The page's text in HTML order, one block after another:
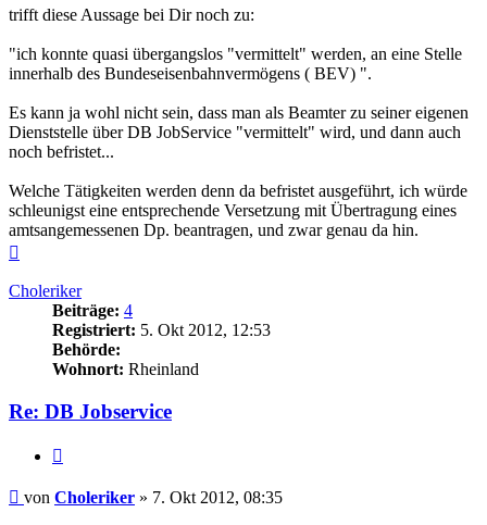
trifft diese Aussage bei Dir noch zu:
"ich konnte quasi übergangslos "vermittelt" werden, an eine Stelle
innerhalb des Bundeseisenbahnvermögens ( BEV) ".
Es kann ja wohl nicht sein, dass man als Beamter zu seiner eigenen
Dienststelle über DB JobService "vermittelt" wird, und dann auch
noch befristet...
Welche Tätigkeiten werden denn da befristet ausgeführt, ich würde
schleunigst eine entsprechende Versetzung mit Übertragung eines
amtsangemessenen Dp. beantragen, und zwar genau da hin.
Choleriker
Beiträge: 4
Registriert: 5. Okt 2012, 12:53
Behörde:
Wohnort: Rheinland
Re: DB Jobservice
Beitrag
von Choleriker » 7. Okt 2012, 08:35